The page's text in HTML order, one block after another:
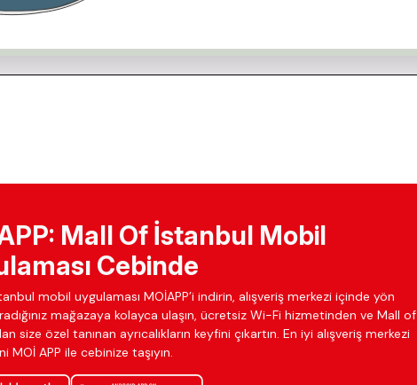
Mall Of İstanbul Mobil
Cebinde
mobil uygulaması MOİAPP’i indirin, alışveriş merkezi içinde yön
mağazaya kolayca ulaşın, ücretsiz Wi-Fi hizmetinden ve Mall of
size özel tanınan ayrıcalıkların keyfini çıkartın. En iyi alışveriş merkezi
MOİ APP ile cebinize taşıyın.